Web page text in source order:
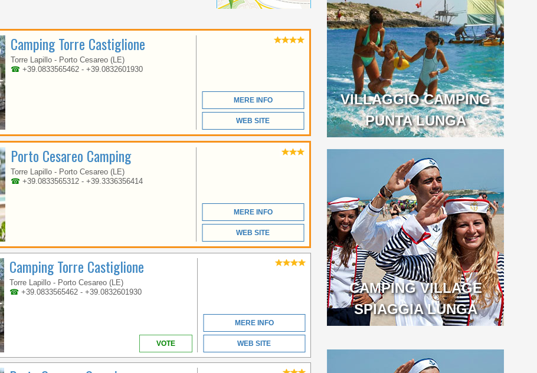
Camping Torre Castiglione
Torre Lapillo - Porto Cesareo (LE)
☎ +39.0833565462 - +39.0832601930
MERE INFO
WEB SITE
Porto Cesareo Camping
Torre Lapillo - Porto Cesareo (LE)
☎ +39.0833565312 - +39.3336356414
MERE INFO
WEB SITE
Camping Torre Castiglione
Torre Lapillo - Porto Cesareo (LE)
☎ +39.0833565462 - +39.0832601930
VOTE
MERE INFO
WEB SITE
VILLAGGIO CAMPING
PUNTA LUNGA
CAMPING VILLAGE
SPIAGGIA LUNGA
FUN AND RELAXATION
BETWEEN THE BLUE